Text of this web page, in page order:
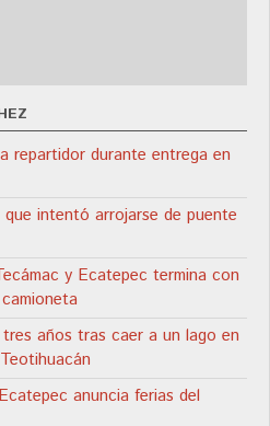
repartidor durante entrega en
intentó arrojarse de puente
y Ecatepec termina con
años tras caer a un lago en
anuncia ferias del